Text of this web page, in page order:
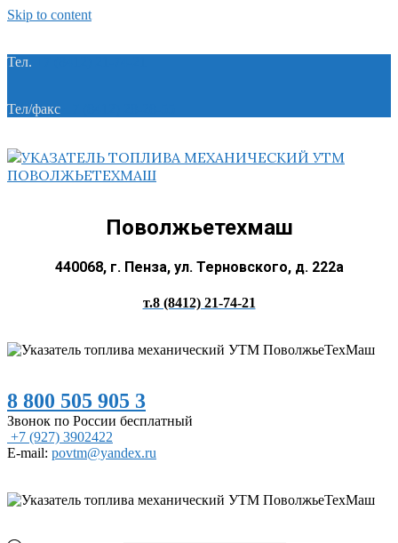
Skip to content
Тел.
Тел/факс
Поволжьетехмаш
440068, г. Пенза, ул. Терновского, д. 222а
т.8 (8412) 21-74-21
8 800 505 905 3
Звонок по России бесплатный
+7 (927) 3902422
E-mail: povtm@yandex.ru